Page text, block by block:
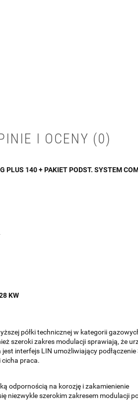
I OCENY (0)
140 + PAKIET PODST. SYSTEM
KW
półki technicznej w kategorii
szeroki zakres modulacji sprawiają, że
interfejs LIN umożliwiający
cicha praca.
odpornością na korozję i zakamienienie
niezwykle szerokim zakresem modulacji